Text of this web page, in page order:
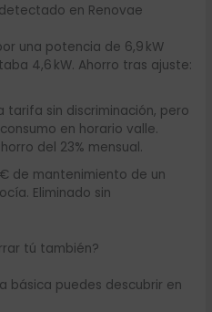
en Renovae
una potencia de 6,9 kW
4,6 kW. Ahorro tras ajuste:
tarifa sin discriminación, pero
en horario valle.
del 23% mensual.
de mantenimiento de un
Eliminado sin
tú también?
básica puedes descubrir en